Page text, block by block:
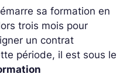
sa formation en
trois mois pour
un contrat
période, il est sous le